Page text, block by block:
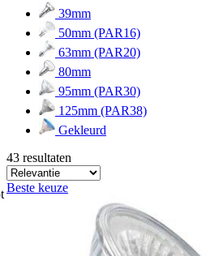
39mm
50mm (PAR16)
63mm (PAR20)
80mm
95mm (PAR30)
125mm (PAR38)
Gekleurd
43 resultaten
Beste keuze